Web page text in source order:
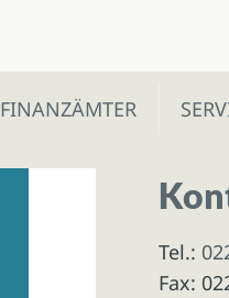
FINANZÄMTER
Tel.:
Fax: